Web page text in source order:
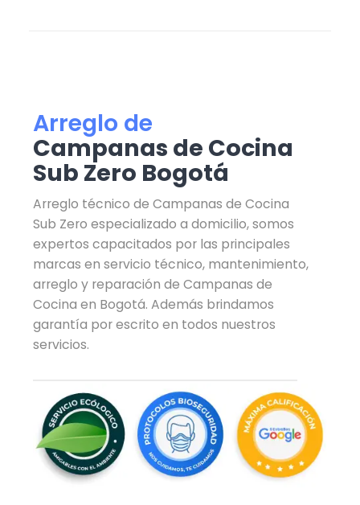
Arreglo de
Campanas de Cocina
Sub Zero Bogotá
Arreglo técnico de Campanas de Cocina
Sub Zero especializado a domicilio, somos
expertos capacitados por las principales
marcas en servicio técnico, mantenimiento,
arreglo y reparación de Campanas de
Cocina en Bogotá. Además brindamos
garantía por escrito en todos nuestros
servicios.